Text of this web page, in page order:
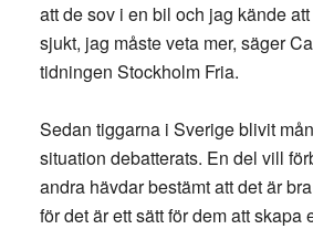
att de sov i en bil och jag kände
sjukt, jag måste veta mer, säger
tidningen Stockholm Fria.
Sedan tiggarna i Sverige blivit
situation debatterats. En del vill
andra hävdar bestämt att det är
för det är ett sätt för dem att skapa